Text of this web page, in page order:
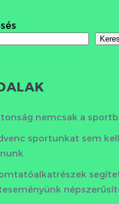
nemcsak a
sportunkat sem